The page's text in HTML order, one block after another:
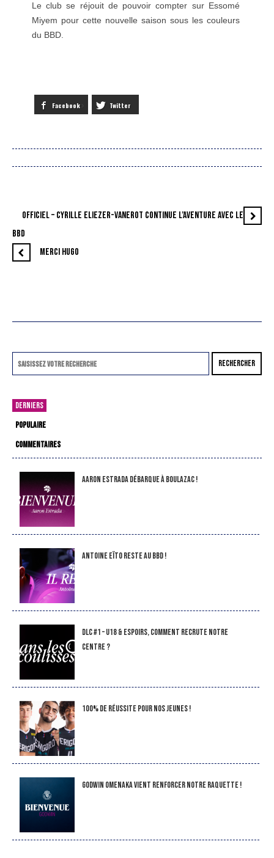
Le club se réjouit de pouvoir compter sur Essomé
Miyem pour cette nouvelle saison sous les couleurs
du BBD.
Facebook Twitter
OFFICIEL – CYRILLE ELIEZER-VANEROT CONTINUE L’AVENTURE AVEC LE
BBD
MERCI HUGO
RECHERCHER
DERNIERS
POPULAIRE
COMMENTAIRES
Aaron Estrada débarque à Boulazac !
Antoine Eïto reste au BBD !
DLC #1 – U18 & Espoirs, comment recrute notre
Centre ?
100% de réussite pour nos jeunes !
Godwin Omenaka vient renforcer notre raquette !